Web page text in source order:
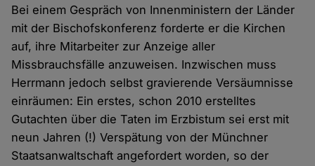
Bei einem Gespräch von Innenministern der Länder
mit der Bischofskonferenz forderte er die Kirchen
auf, ihre Mitarbeiter zur Anzeige aller
Missbrauchsfälle anzuweisen. Inzwischen muss
Herrmann jedoch selbst gravierende Versäumnisse
einräumen: Ein erstes, schon 2010 erstelltes
Gutachten über die Taten im Erzbistum sei erst mit
neun Jahren (!) Verspätung von der Münchner
Staatsanwaltschaft angefordert worden, so der